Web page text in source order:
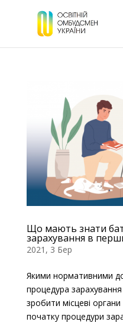
Що мають знати
зарахування в
2021, 3 Бер
Якими нормативними
процедура
зробити місцеві
початку процедури